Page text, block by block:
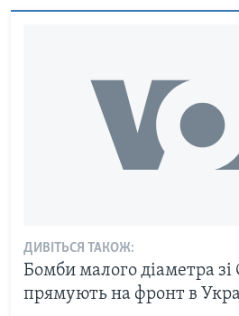
ДИВІТЬСЯ ТАКОЖ:
Бомби малого діаметра
прямують на фронт в